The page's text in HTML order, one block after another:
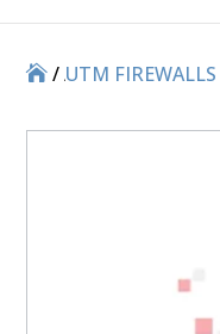
//
UTM FIREWALLS